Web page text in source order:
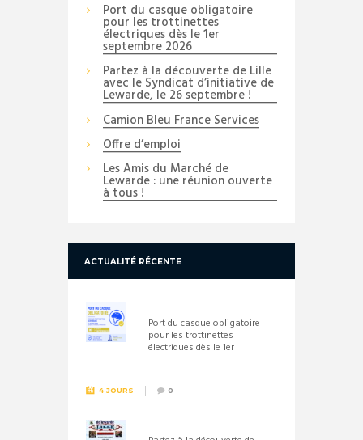
Port du casque obligatoire
pour les trottinettes
électriques dès le 1er
septembre 2026
Partez à la découverte de Lille
avec le Syndicat d’initiative de
Lewarde, le 26 septembre !
Camion Bleu France Services
Offre d’emploi
Les Amis du Marché de
Lewarde : une réunion ouverte
à tous !
ACTUALITÉ RÉCENTE
Port du casque obligatoire
pour les trottinettes
électriques dès le 1er
4 JOURS 0